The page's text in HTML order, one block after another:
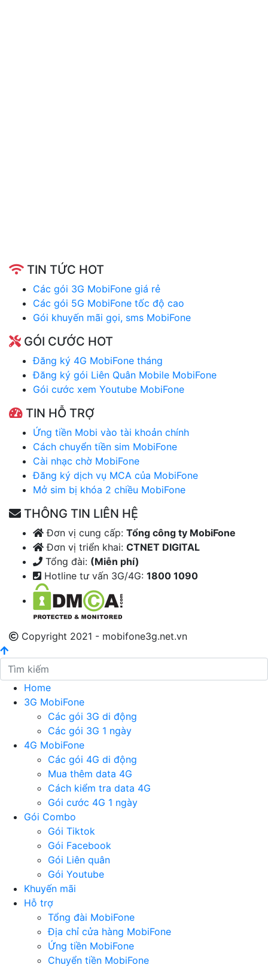
TIN TỨC HOT
Các gói 3G MobiFone giá rẻ
Các gói 5G MobiFone tốc độ cao
Gói khuyến mãi gọi, sms MobiFone
GÓI CƯỚC HOT
Đăng ký 4G MobiFone tháng
Đăng ký gói Liên Quân Mobile MobiFone
Gói cước xem Youtube MobiFone
TIN HỖ TRỢ
Ứng tiền Mobi vào tài khoản chính
Cách chuyển tiền sim MobiFone
Cài nhạc chờ MobiFone
Đăng ký dịch vụ MCA của MobiFone
Mở sim bị khóa 2 chiều MobiFone
THÔNG TIN LIÊN HỆ
Đơn vị cung cấp: Tổng công ty MobiFone
Đơn vị triển khai: CTNET DIGITAL
Tổng đài: (Miễn phí)
Hotline tư vấn 3G/4G: 1800 1090
Copyright 2021 - mobifone3g.net.vn
Home
3G MobiFone
Các gói 3G di động
Các gói 3G 1 ngày
4G MobiFone
Các gói 4G di động
Mua thêm data 4G
Cách kiểm tra data 4G
Gói cước 4G 1 ngày
Gói Combo
Gói Tiktok
Gói Facebook
Gói Liên quân
Gói Youtube
Khuyến mãi
Hỗ trợ
Tổng đài MobiFone
Địa chỉ cửa hàng MobiFone
Ứng tiền MobiFone
Chuyển tiền MobiFone